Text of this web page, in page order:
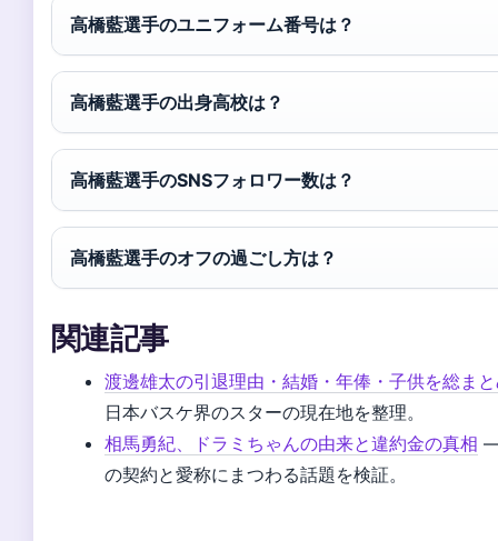
高橋藍選手のユニフォーム番号は？
高橋藍選手の出身高校は？
高橋藍選手のSNSフォロワー数は？
高橋藍選手のオフの過ごし方は？
関連記事
渡邊雄太の引退理由・結婚・年俸・子供を総ま
日本バスケ界のスターの現在地を整理。
相馬勇紀、ドラミちゃんの由来と違約金の真相 —
の契約と愛称にまつわる話題を検証。